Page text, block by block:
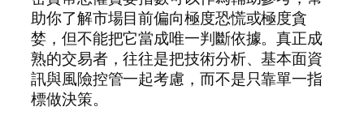
助你了解市場目前偏向極度恐慌或極度貪
婪，但不能把它當成唯一判斷依據。真正成
熟的交易者，往往是把技術分析、基本面資
訊與風險控管一起考慮，而不是只靠單一指
標做決策。